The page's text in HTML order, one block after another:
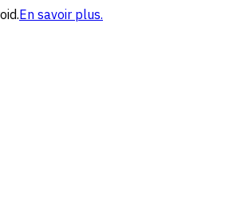
En savoir plus.